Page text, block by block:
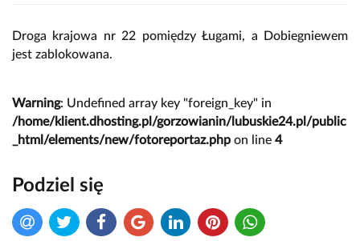
Droga krajowa nr 22 pomiędzy Ługami, a Dobiegniewem
jest zablokowana.
Warning: Undefined array key "foreign_key" in
/home/klient.dhosting.pl/gorzowianin/lubuskie24.pl/public
_html/elements/new/fotoreportaz.php on line 4
Podziel się